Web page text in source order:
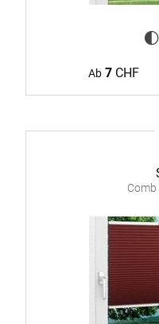
Ab 7CHF
Comb